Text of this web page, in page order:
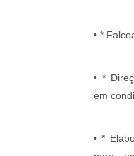
• *
• *
em
• *